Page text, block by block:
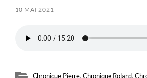
10 MAI 2021
Chronique Pierre,Chronique Roland,